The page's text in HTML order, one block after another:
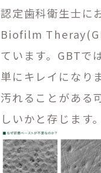
認定歯科衛生士
Biofilm
ています。GBTで
単にキレイになり
汚れることがある
しいかと存じます。